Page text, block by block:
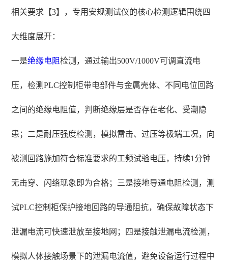
相关要求【3】，专用安规测试仪的核心检测逻辑围绕四
大维度展开：
一是绝缘电阻检测，通过输出500V/1000V可调直流电
压，检测PLC控制柜带电部件与金属壳体、不同电位回路
之间的绝缘电阻值，判断绝缘层是否存在老化、受潮隐
患；二是耐压强度检测，模拟雷击、过压等极端工况，向
被测回路施加符合标准要求的工频试验电压，持续1分钟
无击穿、闪络现象即为合格；三是接地导通电阻检测，测
试PLC控制柜保护接地回路的导通阻抗，确保故障状态下
泄漏电流可快速泄放至接地网；四是接触泄漏电流检测，
模拟人体接触场景下的泄漏电流值，避免设备运行过程中